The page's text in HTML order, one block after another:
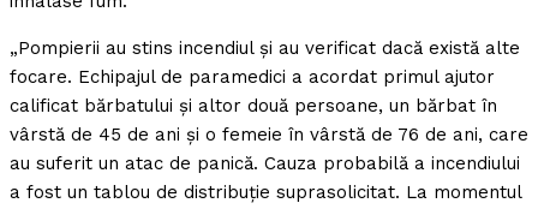
„Pompierii au stins incendiul şi au verificat dacă există alte
focare. Echipajul de paramedici a acordat primul ajutor
calificat bărbatului şi altor două persoane, un bărbat în
vârstă de 45 de ani şi o femeie în vârstă de 76 de ani, care
au suferit un atac de panică. Cauza probabilă a incendiului
a fost un tablou de distribuţie suprasolicitat. La momentul